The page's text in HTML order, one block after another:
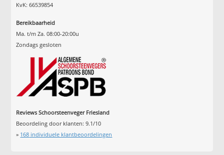
KvK: 66539854
Bereikbaarheid
Ma. t/m Za. 08:00-20:00u
Zondags gesloten
Reviews Schoorsteenveger Friesland
Beoordeling door klanten:9.1/10
» 168 individuele klantbeoordelingen